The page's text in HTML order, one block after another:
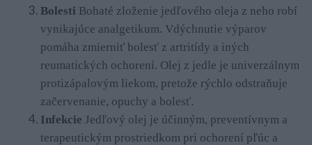
Bolesti Bohaté zloženie jedľového oleja z neho robí
vynikajúce analgetikum. Vdýchnutie výparov
pomáha zmierniť bolesť z artritídy a iných
reumatických ochorení. Olej z jedle je univerzálnym
protizápalovým liekom, pretože rýchlo odstraňuje
začervenanie, opuchy a bolesť.
Infekcie Jedľový olej je účinným, preventívnym a
terapeutickým prostriedkom pri ochorení pľúc a